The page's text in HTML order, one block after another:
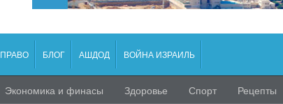
ПРАВО БЛОГ АШДОД ВОЙНА ИЗРАИЛЬ
Экономика и финасы Здоровье Спорт Рецепты